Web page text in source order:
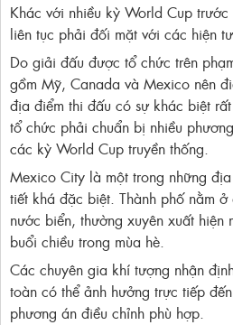
Khác với nhiều kỳ World Cup
liên tục phải đối mặt với các hiện
Do giải đấu được tổ chức trên
gồm Mỹ, Canada và Mexico nên
địa điểm thi đấu có sự khác biệt
tổ chức phải chuẩn bị nhiều
các kỳ World Cup truyền thống.
Mexico City là một trong những
tiết khá đặc biệt. Thành phố nằm
nước biển, thường xuyên xuất hiện
buổi chiều trong mùa hè.
Các chuyên gia khí tượng nhận
toàn có thể ảnh hưởng trực tiếp
phương án điều chỉnh phù hợp.